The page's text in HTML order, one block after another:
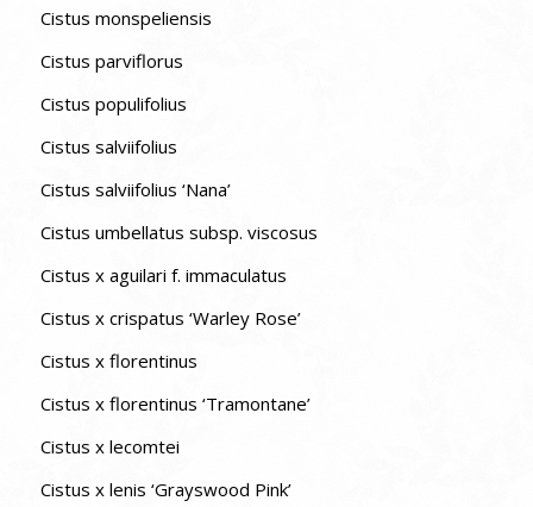
Cistus monspeliensis
Cistus parviflorus
Cistus populifolius
Cistus salviifolius
Cistus salviifolius ‘Nana’
Cistus umbellatus subsp. viscosus
Cistus x aguilari f. immaculatus
Cistus x crispatus ‘Warley Rose’
Cistus x florentinus
Cistus x florentinus ‘Tramontane’
Cistus x lecomtei
Cistus x lenis ‘Grayswood Pink’